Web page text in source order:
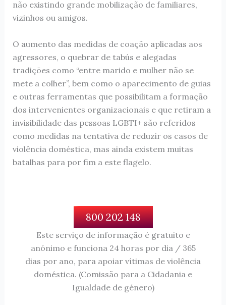
não existindo grande mobilização de familiares,
vizinhos ou amigos.
O aumento das medidas de coação aplicadas aos
agressores, o quebrar de tabús e alegadas
tradições como “entre marido e mulher não se
mete a colher”, bem como o aparecimento de guias
e outras ferramentas que possibilitam a formação
dos intervenientes organizacionais e que retiram a
invisibilidade das pessoas LGBTI+ são referidos
como medidas na tentativa de reduzir os casos de
violência doméstica, mas ainda existem muitas
batalhas para por fim a este flagelo.
800 202 148
Este serviço de informação é gratuito e
anónimo e funciona 24 horas por dia / 365
dias por ano, para apoiar vítimas de violência
doméstica. (Comissão para a Cidadania e
Igualdade de género)